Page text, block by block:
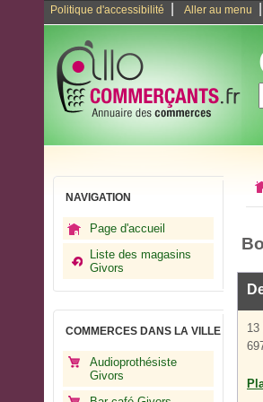
Politique d'accessibilité Aller au menu
NAVIGATION
Page d'accueil
Liste des magasins
Givors
COMMERCES DANS LA VILLE
Audioprothésiste
Givors
13